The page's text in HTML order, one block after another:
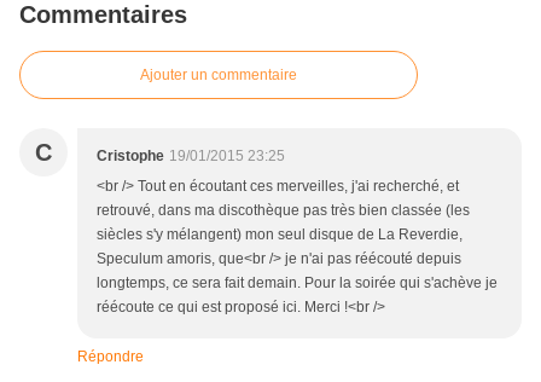
Commentaires
Ajouter un commentaire
C Cristophe 19/01/2015 23:25
<br /> Tout en écoutant ces merveilles, j'ai recherché, et
retrouvé, dans ma discothèque pas très bien classée (les
siècles s'y mélangent) mon seul disque de La Reverdie,
Speculum amoris, que<br /> je n'ai pas réécouté depuis
longtemps, ce sera fait demain. Pour la soirée qui s'achève je
réécoute ce qui est proposé ici. Merci !<br />
Répondre